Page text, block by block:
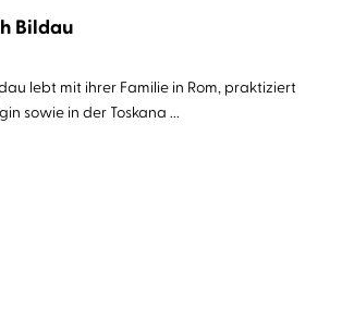
Bildau
lebt mit ihrer Familie in Rom, praktiziert
sowie in der Toskana ...